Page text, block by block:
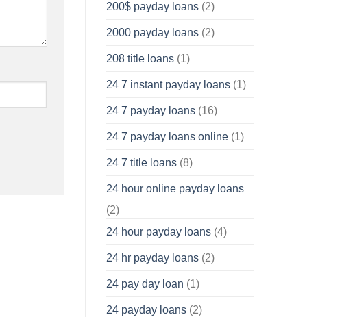
200$ payday loans(2)
2000 payday loans(2)
208 title loans(1)
24 7 instant payday loans(1)
24 7 payday loans(16)
24 7 payday loans online(1)
24 7 title loans(8)
24 hour online payday loans
(2)
24 hour payday loans(4)
24 hr payday loans(2)
24 pay day loan (1)
24 payday loans(2)